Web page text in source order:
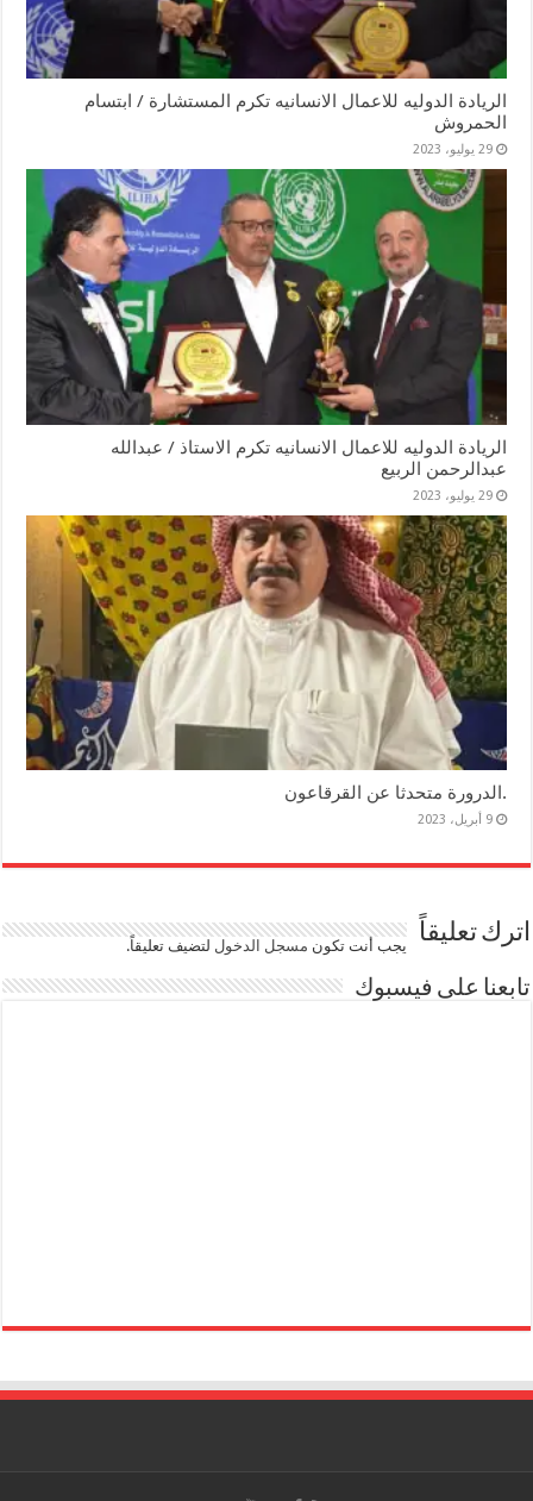
الريادة الدوليه للاعمال الانسانيه تكرم المستشارة / ابتسام
الحمروش
29 يوليو، 2023
الريادة الدوليه للاعمال الانسانيه تكرم الاستاذ / عبدالله
عبدالرحمن الربيع
29 يوليو، 2023
.الدرورة متحدثا عن القرقاعون
9 أبريل، 2023
اترك تعليقاً يجب أنت تكون مسجل الدخوللتضيف تعليقاً.
تابعنا على فيسبوك